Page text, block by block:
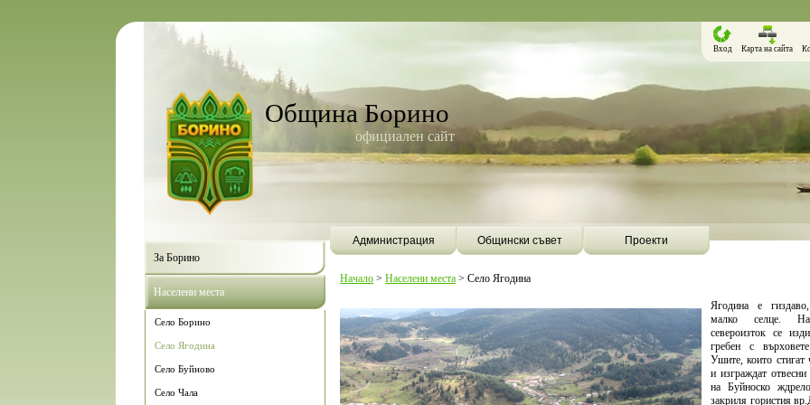
Община Борино
официален сайт
Вход Карта на сайта
Администрация Общински съвет
Проекти
За Борино
Населени места
Село Борино
Село Ягодина
Село Буйново
Село Чала
Начало > Населени места > Село Ягодина
Ягодина е
малко селце.
североизток се
гребен с
Ушите, които
и изграждат
на Буйноско
закриля гористия
Борино ще бъде първата община в
Община Борино